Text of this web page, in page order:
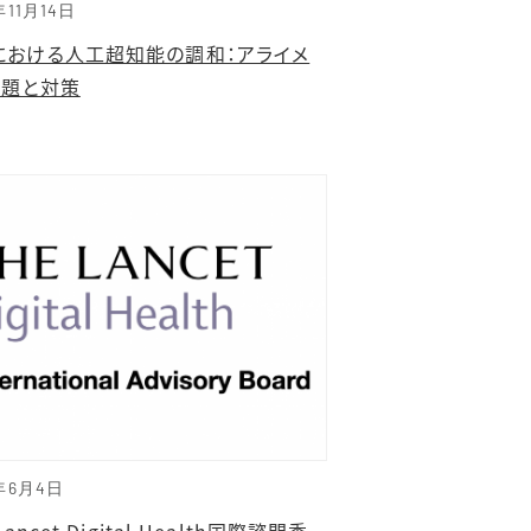
月14日
ける人工超知能の調和：アライメ
と対策
6月4日